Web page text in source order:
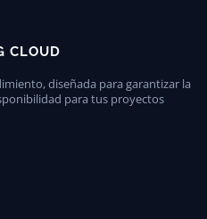
CLOUD
diseñada para garantizar la
para tus proyectos